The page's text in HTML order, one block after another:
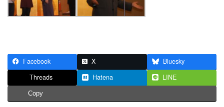
Facebook X
Bluesky
Threads
Hatena LINE
Copy